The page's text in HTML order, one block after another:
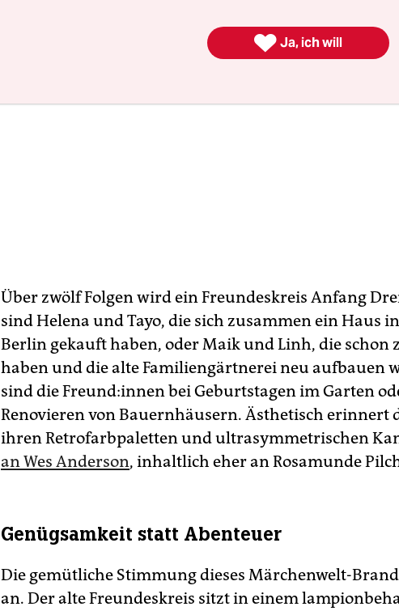
Über zwölf Folgen wird ein Freundeskreis Anfang
sind Helena und Tayo, die sich zusammen ein Haus
Berlin gekauft haben, oder Maik und Linh, die schon
haben und die alte Familiengärtnerei neu aufbauen
sind die Freun­d:in­nen bei Geburtstagen im Garten
Renovieren von Bauernhäusern. Ästhetisch erinnert
ihren Retrofarbpaletten und ultrasymmetrischen
an Wes Anderson, inhaltlich eher an Rosamunde
Genügsamkeit statt ­Abenteuer
Die gemütliche Stimmung dieses Märchenwelt-
an. Der alte Freun­des­kreis sitzt in einem
 Ja, ich will